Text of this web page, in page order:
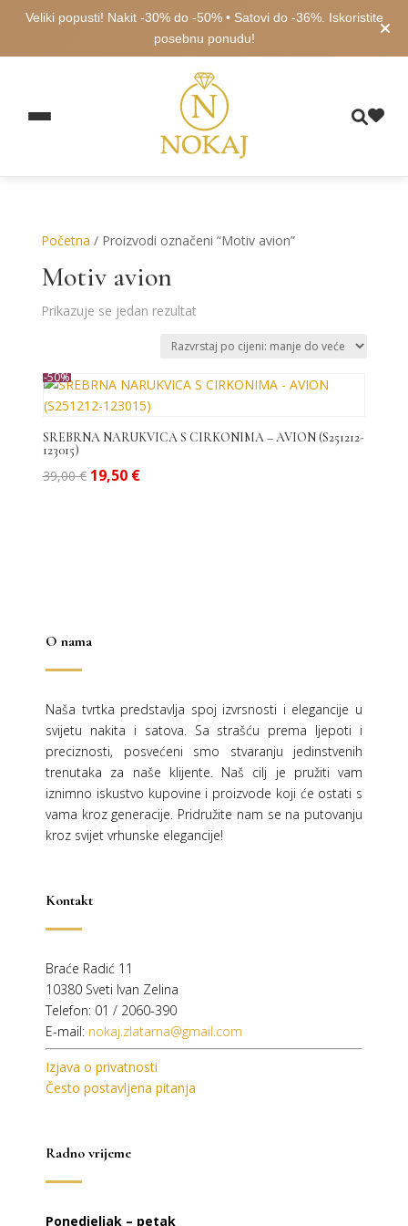
Veliki popusti! Nakit -30% do -50% • Satovi do -36%. Iskoristite
posebnu ponudu!
Početna / Proizvodi označeni “Motiv avion”
Motiv avion
Prikazuje se jedan rezultat
-50%
SREBRNA NARUKVICA S CIRKONIMA – AVION (S251212-
123015)
39,00€ Izvorna
19,50 €
O nama
Naša tvrtka predstavlja spoj izvrsnosti i elegancije u
svijetu nakita i satova. Sa strašću prema ljepoti i
preciznosti, posvećeni smo stvaranju jedinstvenih
trenutaka za naše klijente. Naš cilj je pružiti vam
iznimno iskustvo kupovine i proizvode koji će ostati s
vama kroz generacije. Pridružite nam se na putovanju
kroz svijet vrhunske elegancije!
Kontakt
Braće Radić 11
10380 Sveti Ivan Zelina
Telefon: 01 / 2060-390
E-mail: nokaj.zlatarna@gmail.com
Izjava o privatnosti
Često postavljena pitanja
Radno vrijeme
Ponedjeljak – petak